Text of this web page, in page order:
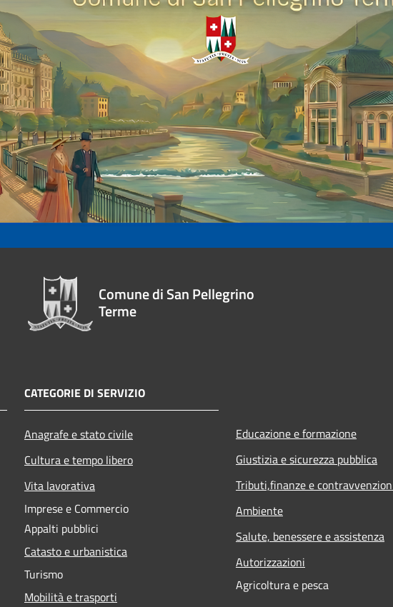
Comune di San Pellegrino
Terme
CATEGORIE DI SERVIZIO
Anagrafe e stato civile
Cultura e tempo libero
Vita lavorativa
Imprese e Commercio
Appalti pubblici
Catasto e urbanistica
Turismo
Mobilità e trasporti
Educazione e formazione
Giustizia e sicurezza pubblica
Tributi,finanze e
Ambiente
Salute, benessere e assistenza
Autorizzazioni
Agricoltura e pesca